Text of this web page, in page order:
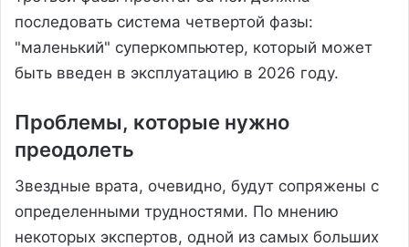
последовать система четвертой фазы:
"маленький" суперкомпьютер, который может
быть введен в эксплуатацию в 2026 году.
Проблемы, которые нужно
преодолеть
Звездные врата, очевидно, будут сопряжены с
определенными трудностями. По мнению
некоторых экспертов, одной из самых больших